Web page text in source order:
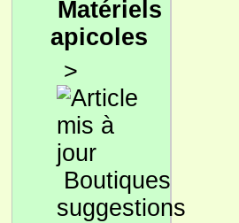
Matériels
apicoles
>
Boutiques
suggestions